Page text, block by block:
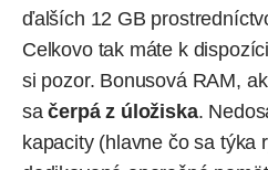
ďalších 12 GB
Celkovo tak máte k
si pozor. Bonusová RAM,
sačerpá z úložiska.
kapacity (hlavne čo sa týka